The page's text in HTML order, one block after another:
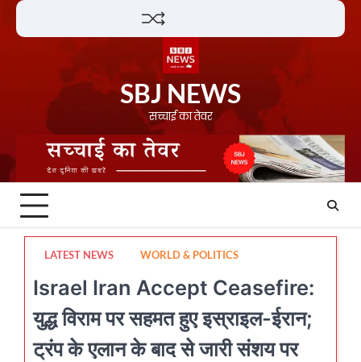
Skip
SBJ NEWS
सच्चाई का तेवर
LATEST NEWS WORLD & POLITICS
Israel Iran Accept Ceasefire:
युद्ध विराम पर सहमत हुए इस्राइल-ईरान;
ट्रंप के एलान के बाद से जारी संशय पर